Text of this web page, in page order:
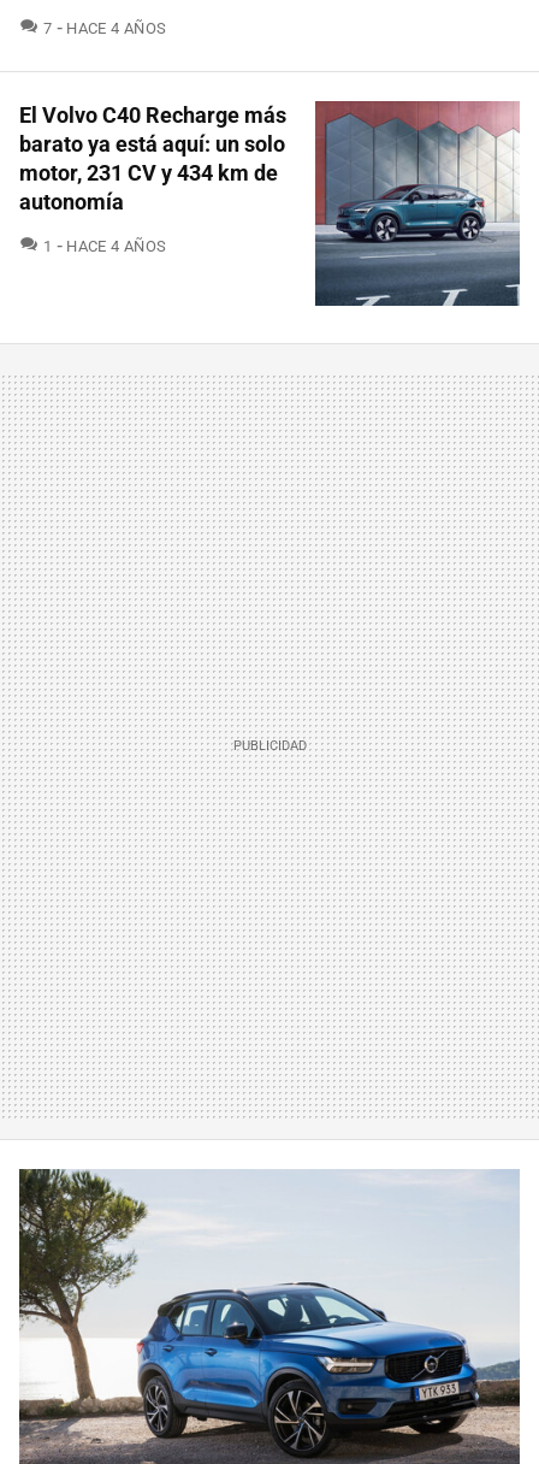
7 COMENTARIOS
HACE 4 AÑOS
El Volvo C40 Recharge más
barato ya está aquí: un solo
motor, 231 CV y 434 km de
autonomía
1 COMENTARIOS
HACE 4 AÑOS